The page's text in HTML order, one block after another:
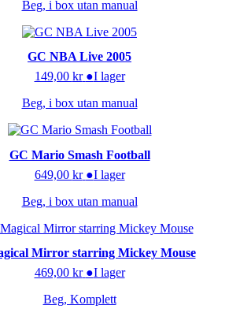
Beg, i box utan manual
GC NBA Live 2005
149,00 kr ●I lager
Beg, i box utan manual
GC Mario Smash Football
649,00 kr ●I lager
Beg, i box utan manual
Mirror starring Mickey Mouse
469,00 kr ●I lager
Beg, Komplett